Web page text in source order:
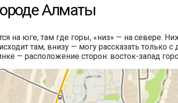
Алматы
на юге, там где горы, «низ» — на севере.
там, внизу — могу рассказать только
— расположение сторон: восток-запад